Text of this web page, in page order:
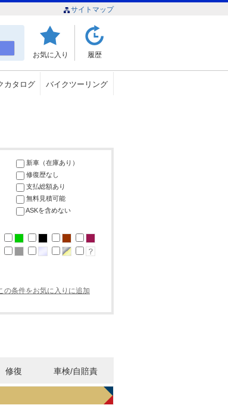
サイトマップ
お気に入り 履歴
カタログ バイクツーリング
新車（在庫あり）
修復歴なし
支払総額あり
無料見積可能
ASKを含めない
の条件をお気に入りに追加
修復 車検/自賠責